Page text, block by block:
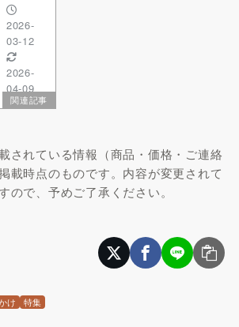
関連記事
2026-
03-12
2026-
04-09
されている情報（商品・価格・ご連絡
載時点のものです。内容が変更されて
ので、予めご了承ください。
け 特集